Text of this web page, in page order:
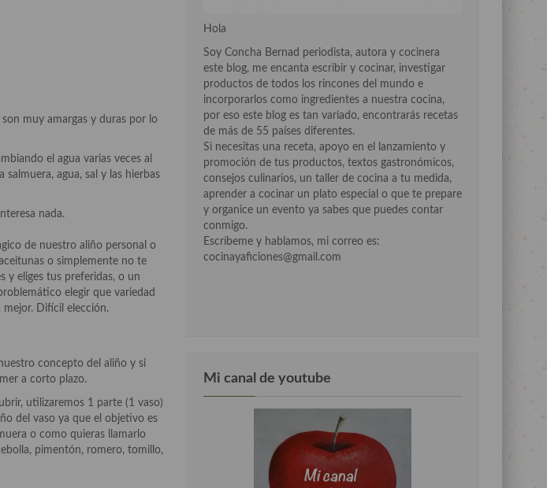
muy amargas y duras por lo
el agua varias veces al
agua, sal y las hierbas
nada.
de nuestro aliño personal o
o simplemente no te
y eliges tus preferidas, o un
elegir que variedad
mejor. Difícil elección.
concepto del aliño y si
a corto plazo.
utilizaremos 1 parte (1 vaso)
del vaso ya que el objetivo es
o como quieras llamarlo
pimentón, romero, tomillo,
Hola
Soy Concha Bernad periodista, autora y cocinera
este blog, me encanta escribir y cocinar, investigar
productos de todos los rincones del mundo e
incorporarlos como ingredientes a nuestra cocina,
por eso este blog es tan variado, encontrarás recetas
de más de 55 países diferentes.
Si necesitas una receta, apoyo en el lanzamiento y
promoción de tus productos, textos gastronómicos,
consejos culinarios, un taller de cocina a tu medida,
aprender a cocinar un plato especial o que te prepare
y organice un evento ya sabes que puedes contar
conmigo.
Escríbeme y hablamos, mi correo es:
cocinayaficiones@gmail.com
Mi canal de youtube